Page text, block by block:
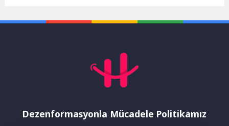
Dezenformasyonla Mücadele Politikamız